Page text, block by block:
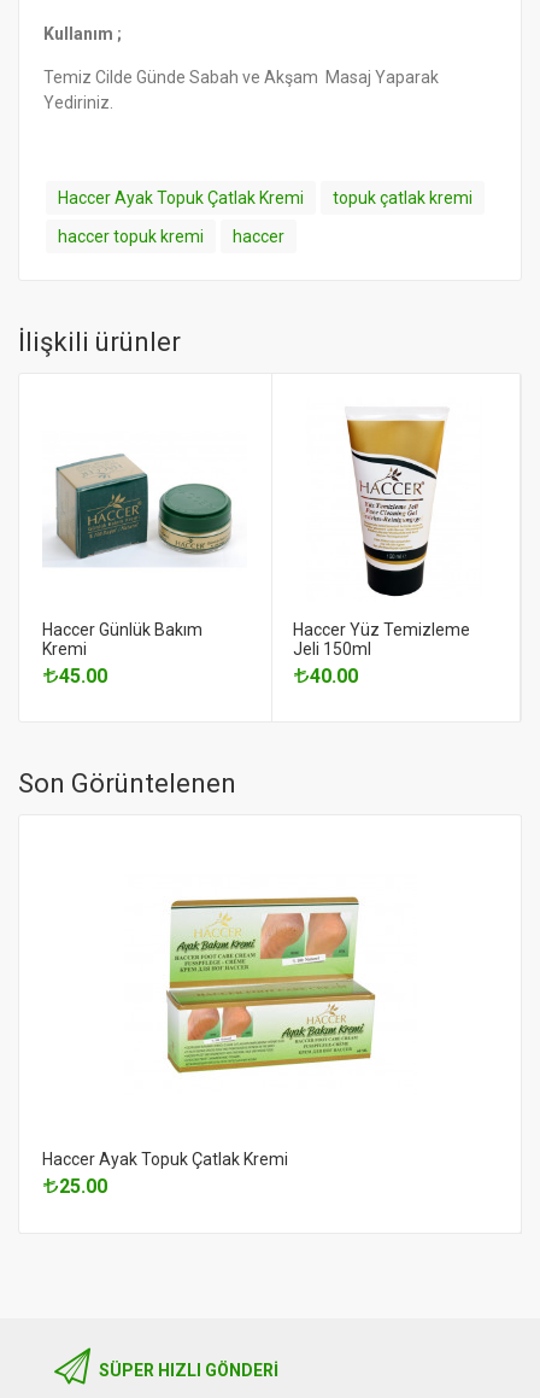
Kullanım ;
Temiz Cilde Günde Sabah ve Akşam Masaj Yaparak
Yediriniz.
Haccer Ayak Topuk Çatlak Kremi
topuk çatlak kremi
haccer topuk kremi
haccer
İlişkili ürünler
Haccer Günlük Bakım
Kremi
45.00
Haccer Yüz Temizleme
Jeli 150ml
40.00
Son Görüntelenen
Haccer Ayak Topuk Çatlak Kremi
25.00
SÜPER HIZLI GÖNDERI